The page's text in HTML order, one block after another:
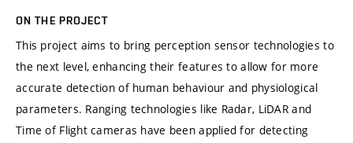
ON THE PROJECT
This project aims to bring perception sensor technologies to
the next level, enhancing their features to allow for more
accurate detection of human behaviour and physiological
parameters. Ranging technologies like Radar, LiDAR and
Time of Flight cameras have been applied for detecting